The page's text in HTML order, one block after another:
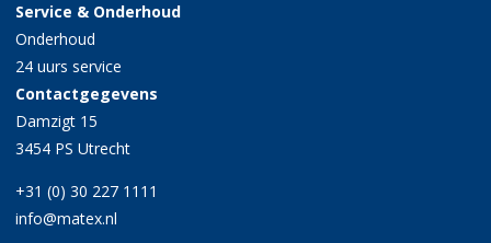
Service & Onderhoud
Onderhoud
24 uurs service
Contactgegevens
Damzigt 15
3454 PS Utrecht
+31 (0) 30 227 1111
info@matex.nl